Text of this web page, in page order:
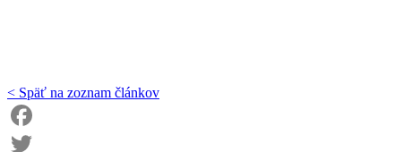
< Späť na zoznam článkov
Facebook